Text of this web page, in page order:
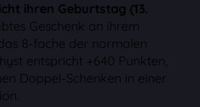
ihren Geburtstag (13.
Geschenk an ihrem
8-fache der normalen
entspricht +640 Punkten,
Doppel-Schenken in einer